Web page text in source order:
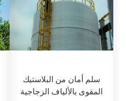
سلم أمان من البلاستيك
المقوى بالألياف الزجاجية